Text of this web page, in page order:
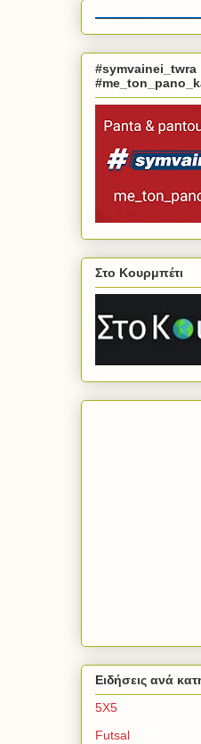
#symvainei_twra
Στο Κουρμπέτι
Ειδήσεις ανά
5Χ5
Futsal